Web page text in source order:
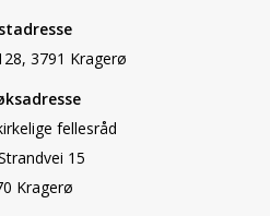
3791 Kragerø
fellesråd
15
Kragerø